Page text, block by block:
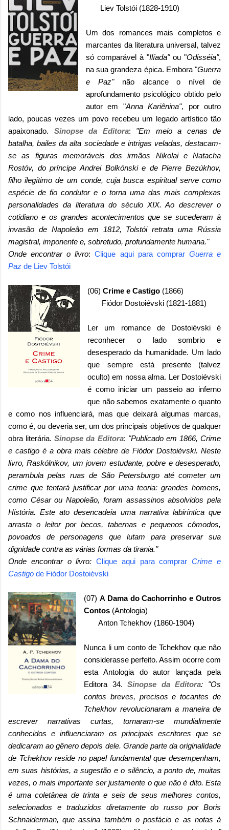
Liev Tolstói (1828-1910)
Um dos romances mais completos e
marcantes da literatura universal, talvez
só comparável à "Ilíada"ou "Odisséia",
na sua grandeza épica. Embora "Guerra
e Paz"não alcance o nível de
aprofundamento psicológico obtido pelo
autor em "Anna Kariênina", por outro
lado, poucas vezes um povo recebeu um legado artístico tão
apaixonado. Sinopse da Editora: "Em meio a cenas de
batalha, bailes da alta sociedade e intrigas veladas, destacam-
se as figuras memoráveis dos irmãos Nikolai e Natacha
Rostóv, do príncipe Andrei Bolkónski e de Pierre Bezúkhov,
filho ilegítimo de um conde, cuja busca espiritual serve como
espécie de fio condutor e o torna uma das mais complexas
personalidades da literatura do século XIX. Ao descrever o
cotidiano e os grandes acontecimentos que se sucederam à
invasão de Napoleão em 1812, Tolstói retrata uma Rússia
magistral, imponente e, sobretudo, profundamente humana."
Onde encontrar o livro:Clique aqui para comprar Guerra e
Paz de Liev Tolstói
(06) Crime e Castigo (1866)
Fiódor Dostoiévski (1821-1881)
Ler um romance de Dostoiévski é
reconhecer o lado sombrio e
desesperado da humanidade. Um lado
que sempre está presente (talvez
oculto) em nossa alma. Ler Dostoiévski
é como iniciar um passeio ao inferno
que não sabemos exatamente o quanto
e como nos influenciará, mas que deixará algumas marcas,
como é, ou deveria ser, um dos principais objetivos de qualquer
obra literária.Sinopse da Editora: "Publicado em 1866, Crime
e castigo é a obra mais célebre de Fiódor Dostoiévski. Neste
livro, Raskólnikov, um jovem estudante, pobre e desesperado,
perambula pelas ruas de São Petersburgo até cometer um
crime que tentará justificar por uma teoria: grandes homens,
como César ou Napoleão, foram assassinos absolvidos pela
História. Este ato desencadeia uma narrativa labiríntica que
arrasta o leitor por becos, tabernas e pequenos cômodos,
povoados de personagens que lutam para preservar sua
dignidade contra as várias formas da tirania."
Onde encontrar o livro: Clique aqui para comprarCrime e
Castigo de Fiódor Dostoiévski
(07) A Dama do Cachorrinho e Outros
Contos (Antologia)
Anton Tchekhov (1860-1904)
Nunca li um conto de Tchekhov que não
considerasse perfeito. Assim ocorre com
esta Antologia do autor lançada pela
Editora 34.Sinopse da Editora: "Os
contos breves, precisos e tocantes de
Tchekhov revolucionaram a maneira de
escrever narrativas curtas, tornaram-se mundialmente
conhecidos e influenciaram os principais escritores que se
dedicaram ao gênero depois dele. Grande parte da originalidade
de Tchekhov reside no papel fundamental que desempenham,
em suas histórias, a sugestão e o silêncio, a ponto de, muitas
vezes, o mais importante ser justamente o que não é dito. Esta
é uma coletânea de trinta e seis de seus melhores contos,
selecionados e traduzidos diretamente do russo por Boris
Schnaiderman, que assina também o posfácio e as notas à